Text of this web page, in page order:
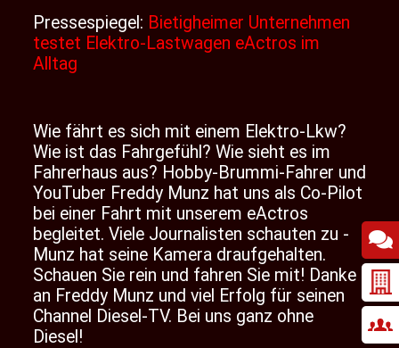
Pressespiegel: Bietigheimer Unternehmen
testet Elektro-Lastwagen eActros im
Alltag
Wie fährt es sich mit einem Elektro-Lkw?
Wie ist das Fahrgefühl? Wie sieht es im
Fahrerhaus aus? Hobby-Brummi-Fahrer und
YouTuber Freddy Munz hat uns als Co-Pilot
bei einer Fahrt mit unserem eActros
begleitet. Viele Journalisten schauten zu -
Munz hat seine Kamera draufgehalten.
Schauen Sie rein und fahren Sie mit! Danke
an Freddy Munz und viel Erfolg für seinen
Channel Diesel-TV. Bei uns ganz ohne
Diesel!